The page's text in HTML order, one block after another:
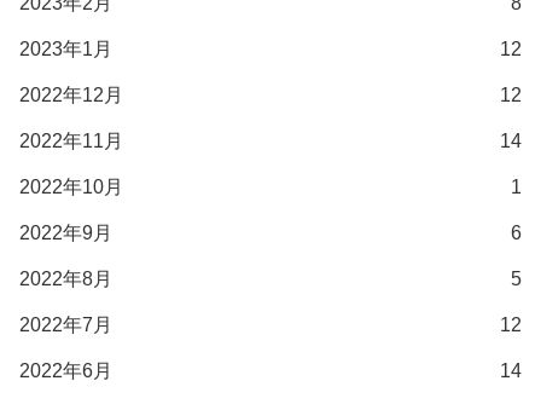
2023年1月 12
2022年12月 12
2022年11月 14
2022年10月 1
2022年9月 6
2022年8月 5
2022年7月 12
2022年6月 14